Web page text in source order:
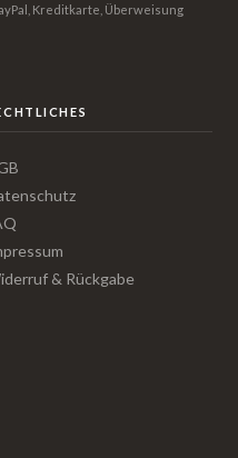
Kreditkarte, Überweisung
& Rückgabe